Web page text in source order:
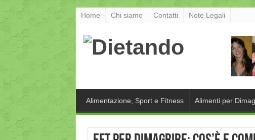
Home Chi siamo Contatti Note Legali
Alimentazione, Sport e Fitness Alimenti per